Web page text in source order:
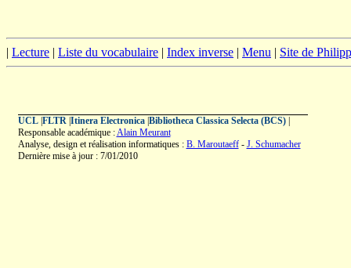
| Lecture | Liste du vocabulaire | Index inverse | Menu | Site de
UCL| FLTR| Itinera Electronica| Bibliotheca Classica Selecta (BCS)|
Responsable académique :Alain Meurant
Analyse, design et réalisation informatiques : B. Maroutaeff- J. Schumacher
Dernière mise à jour : 7/01/2010